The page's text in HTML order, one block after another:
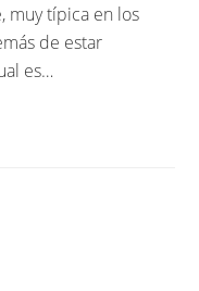
muy típica en los
de estar
es…